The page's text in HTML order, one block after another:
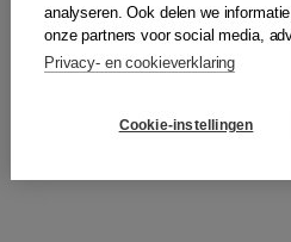
analyseren. Ook delen we
onze partners voor social media,
Privacy- en cookieverklaring
Cookie-instellingen